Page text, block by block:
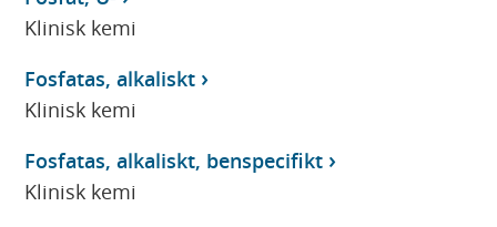
Klinisk kemi
Fosfatas, alkaliskt
Klinisk kemi
Fosfatas, alkaliskt, benspecifikt
Klinisk kemi